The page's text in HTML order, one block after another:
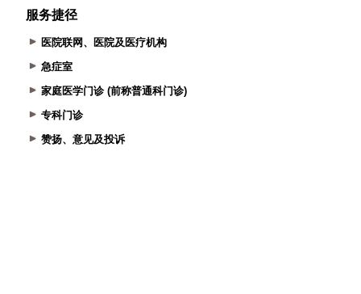
服务捷径
医院联网、医院及医疗机构
急症室
家庭医学门诊 (前称普通科门诊)
专科门诊
赞扬、意见及投诉